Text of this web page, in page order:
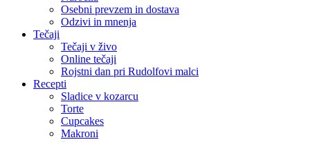
Osebni prevzem in dostava
Odzivi in mnenja
Tečaji
Tečaji v živo
Online tečaji
Rojstni dan pri Rudolfovi malci
Recepti
Sladice v kozarcu
Torte
Cupcakes
Makroni